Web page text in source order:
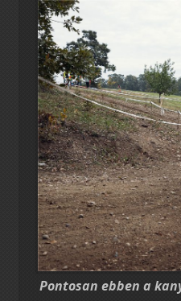
Pontosan ebben a